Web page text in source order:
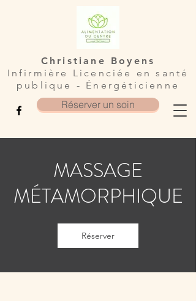
Christiane Boyens
Infirmière Licenciée en santé
publique - Énergéticienne
Réserver un soin
MASSAGE
MÉTAMORPHIQUE
Réserver